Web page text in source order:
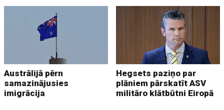
Austrālijā pērn
samazinājusies
imigrācija
Hegsets paziņo par
plāniem pārskatīt ASV
militāro klātbūtni Eiropā